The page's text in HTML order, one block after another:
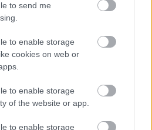
to send me
to enable storage
cookies on web or
to enable storage
of the website or app.
to enable storage
közműfejlesztés
Egyetlen, fél
múlt Bicske vízellátása
cserél le.